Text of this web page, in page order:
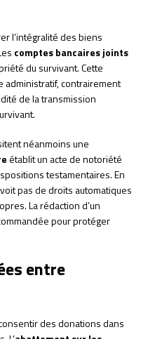
l’intégralité des biens
comptes bancaires joints
du survivant. Cette
administratif, contrairement
de la transmission
néanmoins une
établit un acte de notoriété
testamentaires. En
pas de droits automatiques
La rédaction d’un
pour protéger
entre
des donations dans